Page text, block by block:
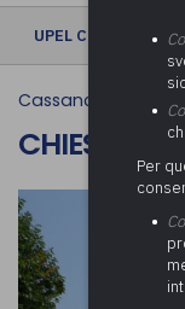
UPEL CULTURA ›
Cassano Magnago
CHIESA DI
Per